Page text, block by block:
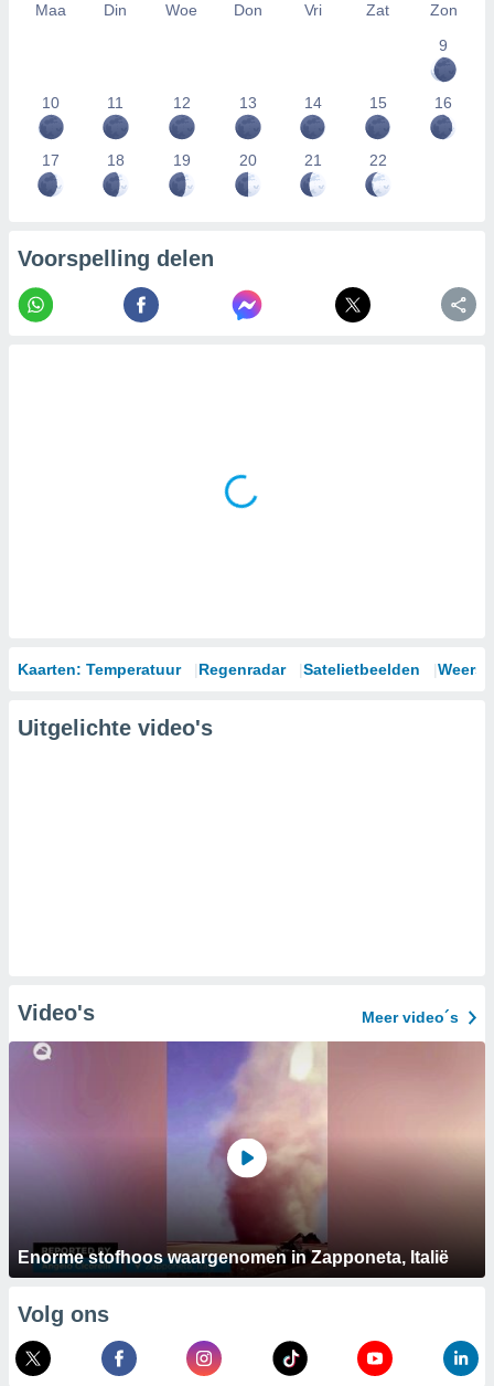
Maa Din Woe Don Vri Zat
Zon
9
10 11 12 13 14 15 16
17 18 19 20 21 22
Voorspelling delen
Kaarten: Temperatuur Regenradar Satelietbeelden
Uitgelichte video's
Video's Meer video´s
Enorme stofhoos waargenomen in Zapponeta, Italië
Volg ons